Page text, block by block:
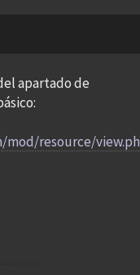
apartado de
mod/resource/